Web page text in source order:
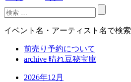
イベント名・アーティスト名で検索
前売り予約について
archive 晴れ豆秘宝庫
2026年12月